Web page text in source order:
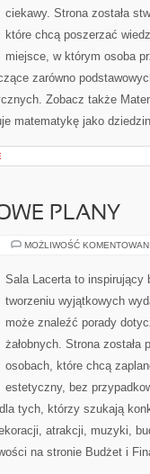
ciekawy. Strona została
które chcą poszerzać
miejsce, w którym osoba
zarówno
Zobacz także
matematykę jako
PLANY
MOŻLIWOŚĆ
Sala Lacerta to inspirujący
tworzeniu wyjątkowych
może znaleźć porady
żałobnych. Strona została
osobach, które chcą
estetyczny, bez
tych, którzy szukają
atrakcji, muzyki,
na stronie Budżet i